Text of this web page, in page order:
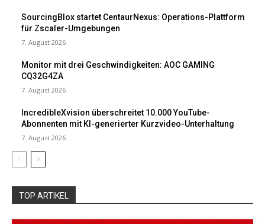
SourcingBlox startet CentaurNexus: Operations-Plattform
für Zscaler-Umgebungen
7. August 2026
Monitor mit drei Geschwindigkeiten: AOC GAMING
CQ32G4ZA
7. August 2026
IncredibleXvision überschreitet 10.000 YouTube-
Abonnenten mit KI-generierter Kurzvideo-Unterhaltung
7. August 2026
TOP ARTIKEL